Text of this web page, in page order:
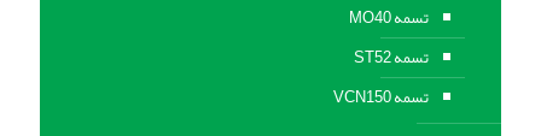
تسمه MO40
تسمه ST52
تسمه VCN150